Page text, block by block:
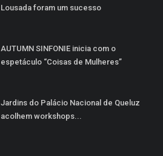
Lousada foram um sucesso
AUTUMN SINFONIE inicia com o
espetáculo “Coisas de Mulheres”
Jardins do Palácio Nacional de Queluz
acolhem workshops...